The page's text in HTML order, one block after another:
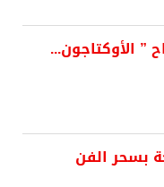
” الأوكتاجون...
بسحر الفن